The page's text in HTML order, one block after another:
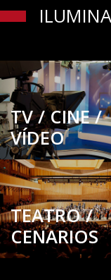
TV / CINE /
VÍDEO
TEATRO /
CENARIOS